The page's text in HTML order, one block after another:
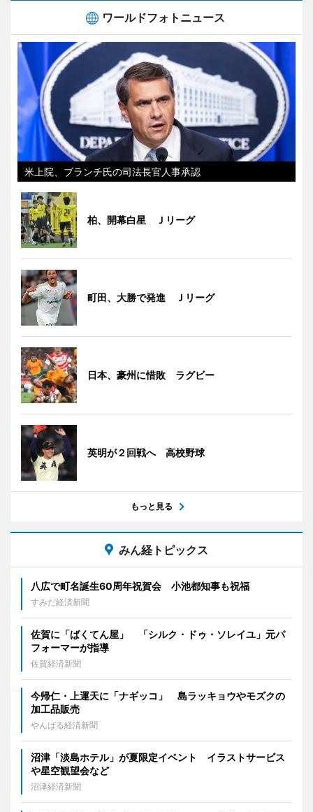
ワールドフォトニュース
米上院、ブランチ氏の司法長官人事承認
柏、開幕白星 Ｊリーグ
町田、大勝で発進 Ｊリーグ
日本、豪州に惜敗 ラグビー
英明が２回戦へ 高校野球
もっと見る
みん経トピックス
八広で町名誕生60周年祝賀会 小池都知事も祝福
すみだ経済新聞
佐賀に「ばくてん屋」 「シルク・ドゥ・ソレイユ」元パ
フォーマーが指導
佐賀経済新聞
今帰仁・上運天に「ナギッコ」 島ラッキョウやモズクの
加工品販売
やんばる経済新聞
沼津「淡島ホテル」が夏限定イベント イラストサービス
や星空観望会など
沼津経済新聞